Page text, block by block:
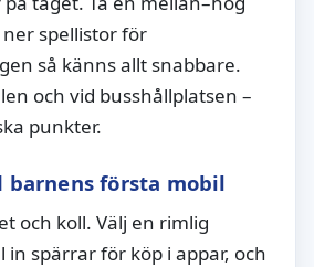
spellistor för
så känns allt snabbare.
och vid busshållplatsen –
punkter.
barnens första mobil
och koll. Välj en rimlig
in spärrar för köp i appar, och